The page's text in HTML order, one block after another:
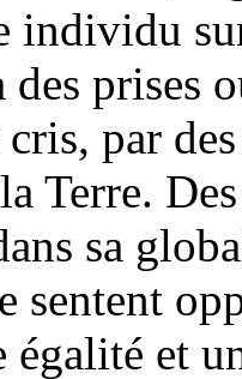
individu
prises
cris, par
Terre.
sa
sentent
égalité et